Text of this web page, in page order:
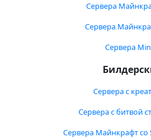
Сервера
Сервера
Сервера
Сервера с
Сервера с битвой
Сервера Майнкрафт со